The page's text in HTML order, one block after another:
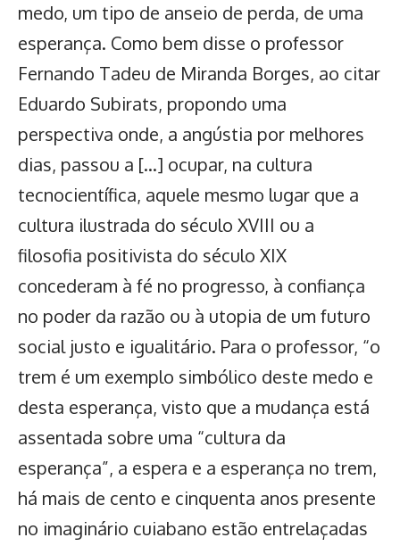
medo, um tipo de anseio de perda, de uma
esperança. Como bem disse o professor
Fernando Tadeu de Miranda Borges, ao citar
Eduardo Subirats, propondo uma
perspectiva onde, a angústia por melhores
dias, passou a […] ocupar, na cultura
tecnocientífica, aquele mesmo lugar que a
cultura ilustrada do século XVIII ou a
filosofia positivista do século XIX
concederam à fé no progresso, à confiança
no poder da razão ou à utopia de um futuro
social justo e igualitário. Para o professor, “o
trem é um exemplo simbólico deste medo e
desta esperança, visto que a mudança está
assentada sobre uma “cultura da
esperança”, a espera e a esperança no trem,
há mais de cento e cinquenta anos presente
no imaginário cuiabano estão entrelaçadas